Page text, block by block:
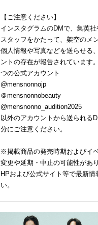
【ご注意ください】
インスタグラムのDMで、集英
スタッフをかたって、架空のメ
個人情報や写真などを送らせる
ントの存在が報告されています
つの公式アカウント
@mensnonnojp
＠mensnonnobeauty
@mensnonno_audition2025
以外のアカウントから送られる
分にご注意ください。
※掲載商品の発売時期およびイ
変更や延期・中止の可能性があ
HPおよび公式サイト等で最新情
い。